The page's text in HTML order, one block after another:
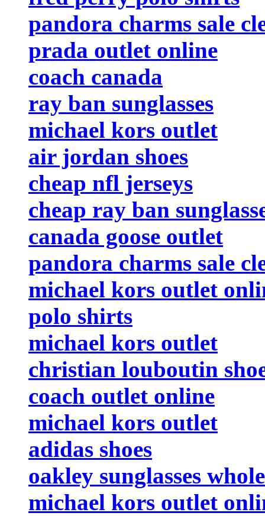
pandora charms sale
prada outlet online
coach canada
ray ban sunglasses
michael kors outlet
air jordan shoes
cheap nfl jerseys
cheap ray ban
canada goose outlet
pandora charms sale
michael kors outlet
polo shirts
michael kors outlet
christian louboutin
coach outlet online
michael kors outlet
adidas shoes
oakley sunglasses
michael kors outlet